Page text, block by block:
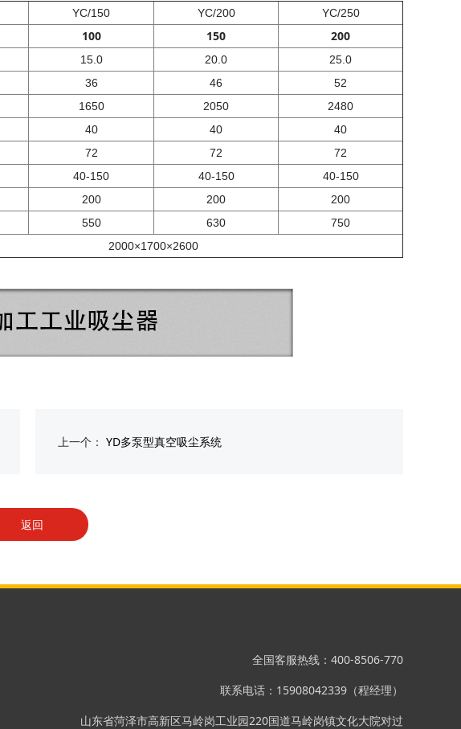
YC/150 YC/200 YC/250
100 150 200
15.0 20.0
25.0
36 46
52
1650 2050
2480
40 40
40
72 72
72
40-150 40-150
40-150
200 200
200
550 630
750
2000×1700×2600
上一个： YD多泵型真空吸尘系统
返回
全国客服热线：400-8506-770
联系电话：15908042339（程经理）
山东省菏泽市高新区马岭岗工业园220国道马岭岗镇文化大院对过